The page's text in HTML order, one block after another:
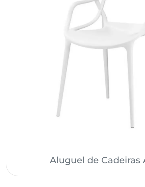
Aluguel de Cadeiras